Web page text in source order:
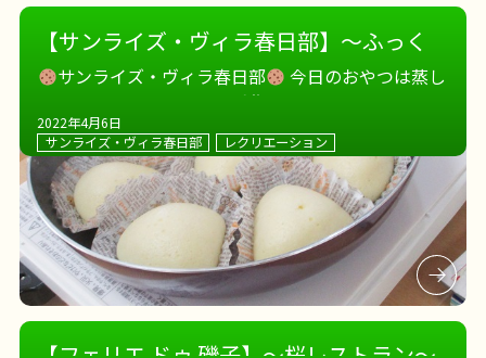
【サンライズ・ヴィラ春日部】～ふっく
らおいしい手作り蒸しパン～
サンライズ・ヴィラ春日部
今日のおやつは蒸し
パン。 みなさんと一緒に手作りです。 ワイワイと、
おしゃべりしていると、 いい匂いがしてきました
ふっくら蒸しパンが完成！ みなさんのお顔もにっこ
り、ふっくら
おいし […]
2022年4月6日
サンライズ・ヴィラ春日部 レクリエーション